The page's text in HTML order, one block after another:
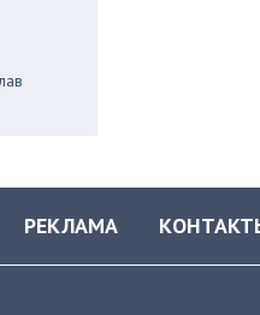
РЕКЛАМА